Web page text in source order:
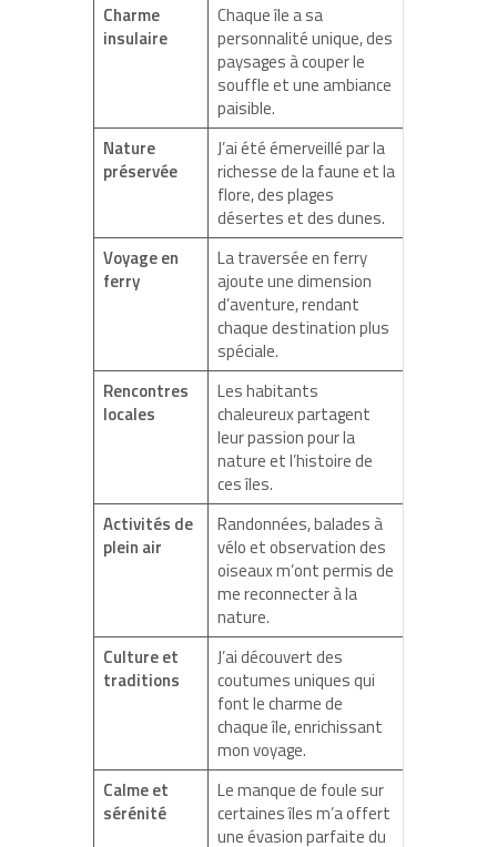
Charme
insulaire
Chaque île a sa
personnalité unique, des
paysages à couper le
souffle et une ambiance
paisible.
Nature
préservée
J’ai été émerveillé par la
richesse de la faune et la
flore, des plages
désertes et des dunes.
Voyage en
ferry
La traversée en ferry
ajoute une dimension
d’aventure, rendant
chaque destination plus
spéciale.
Rencontres
locales
Les habitants
chaleureux partagent
leur passion pour la
nature et l’histoire de
ces îles.
Activités de
plein air
Randonnées, balades à
vélo et observation des
oiseaux m’ont permis de
me reconnecter à la
nature.
Culture et
traditions
J’ai découvert des
coutumes uniques qui
font le charme de
chaque île, enrichissant
mon voyage.
Calme et
sérénité
Le manque de foule sur
certaines îles m’a offert
une évasion parfaite du